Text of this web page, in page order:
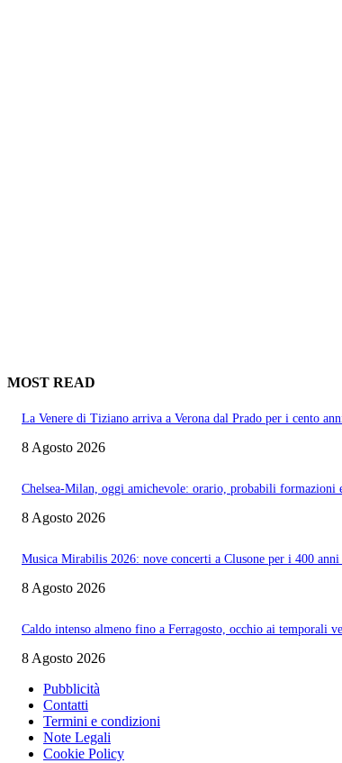
MOST READ
La Venere di Tiziano arriva a Verona dal Prado per i cento
8 Agosto 2026
Chelsea-Milan, oggi amichevole: orario, probabili formazioni
8 Agosto 2026
Musica Mirabilis 2026: nove concerti a Clusone per i 400
8 Agosto 2026
Caldo intenso almeno fino a Ferragosto, occhio ai temporali
8 Agosto 2026
Pubblicità
Contatti
Termini e condizioni
Note Legali
Cookie Policy